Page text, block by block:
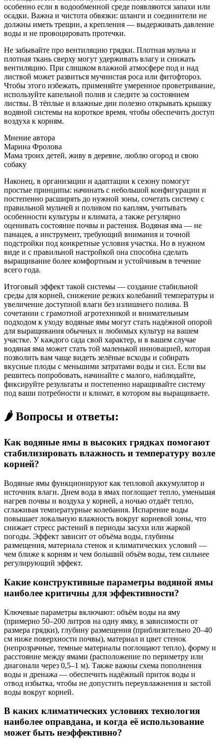
особенно если в водообменной среде появляются запахи или
осадки. Важна и чистота обвязки: шланги и соединители не
должны иметь трещин, а крепления — выдерживать давление
воды и не провоцировать протечки.
Не забывайте про вентиляцию грядки. Плотная мульча и
плотная ткань сверху могут удерживать влагу и снижать
вентиляцию. При слишком влажной атмосфере под и над
листвой может развиться мучнистая роса или фитофтороз.
Чтобы этого избежать, применяйте умеренное проветривание,
используйте капельной полив и следите за состоянием
листвы. В тёплые и влажные дни полезно открывать крышку
водяной системы на короткое время, чтобы обеспечить доступ
воздуха к корням.
Мнение автора
Марина Фролова
Мама троих детей, живу в деревне, люблю огород и свою
собаку
Наконец, в организации и адаптации к сезону помогут
простые принципы: начинать с небольшой конфигурации и
постепенно расширять до нужной зоны, сочетать систему с
правильной мульчей и поливом по каплям, учитывать
особенности культуры и климата, а также регулярно
оценивать состояние почвы и растения. Водяная яма — не
панацея, а инструмент, требующий внимания и точной
подстройки под конкретные условия участка. Но в нужном
виде и с правильной настройкой она способна сделать
выращивание более комфортным и устойчивым в течение
всего года.
Итоговый эффект такой системы — создание стабильной
среды для корней, снижение резких колебаний температуры и
увеличение доступной влаги без излишнего полива. В
сочетании с грамотной агротехникой и внимательным
подходом к уходу водяные ямы могут стать надёжной опорой
для выращивания обычных и любимых культур на вашем
участке. У каждого сада свой характер, и в вашем случае
водяная яма может стать той маленькой инновацией, которая
позволить вам чаще видеть зелёные всходы и собирать
вкусные плоды с меньшими затратами воды и сил. Если вы
решитесь попробовать, начинайте с малого, наблюдайте,
фиксируйте результаты и постепенно наращивайте систему
под ваши потребности и климат, в котором вы выращиваете.
🌶️ Вопросы и ответы:
Как водяные ямы в высоких грядках помогают
стабилизировать влажность и температуру возле
корней?
Водяные ямы функционируют как тепловой аккумулятор и
источник влаги. Днем вода в ямах поглощает тепло, уменьшая
нагрев почвы и воздуха у корней, а ночью отдаёт тепло,
сглаживая температурные колебания. Испарение воды
повышает локальную влажность вокруг корневой зоны, что
снижает стресс растений в периоды засухи или жаркой
погоды. Эффект зависит от объёма воды, глубины
размещения, материала стенок и климатических условий —
чем ближе к корням и чем больший объём воды, тем сильнее
регулирующий эффект.
Какие конструктивные параметры водяной ямы
наиболее критичны для эффективности?
Ключевые параметры включают: объём воды на яму
(примерно 50–200 литров на одну ямку, в зависимости от
размера грядки), глубину размещения (приблизительно 20–40
см ниже поверхности почвы), материал и цвет стенок
(непрозрачные, темные материалы поглощают тепло), форму и
расстояние между ямами (расположение по периметру или
диагонали через 0,5–1 м). Также важны схема пополнения
воды и дренажа — обеспечить надёжный приток воды и
отвод избытка, чтобы не допустить переувлажнения и застой
воды вокруг корней.
В каких климатических условиях технология
наиболее оправдана, и когда её использование
может быть неэффективно?